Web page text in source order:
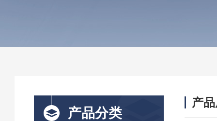
产品分类
产